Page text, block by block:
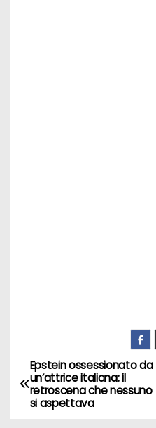
N
a
Epstein ossessionato da
un’attrice italiana: il
retroscena che nessuno
si aspettava